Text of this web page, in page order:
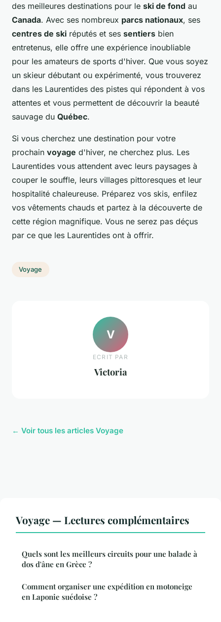
des meilleures destinations pour le ski de fond au
Canada. Avec ses nombreux parcs nationaux, ses
centres de ski réputés et ses sentiers bien
entretenus, elle offre une expérience inoubliable
pour les amateurs de sports d'hiver. Que vous soyez
un skieur débutant ou expérimenté, vous trouverez
dans les Laurentides des pistes qui répondent à vos
attentes et vous permettent de découvrir la beauté
sauvage du Québec.
Si vous cherchez une destination pour votre
prochain voyage d'hiver, ne cherchez plus. Les
Laurentides vous attendent avec leurs paysages à
couper le souffle, leurs villages pittoresques et leur
hospitalité chaleureuse. Préparez vos skis, enfilez
vos vêtements chauds et partez à la découverte de
cette région magnifique. Vous ne serez pas déçus
par ce que les Laurentides ont à offrir.
Voyage
V
ECRIT PAR
Victoria
← Voir tous les articles Voyage
Voyage — Lectures complémentaires
Quels sont les meilleurs circuits pour une balade à
dos d'âne en Grèce ?
Comment organiser une expédition en motoneige
en Laponie suédoise ?